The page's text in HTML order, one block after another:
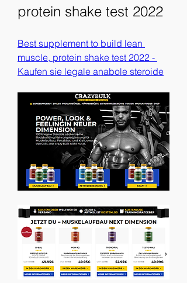
protein shake test 2022
Best supplement to build lean
muscle, protein shake test 2022 -
Kaufen sie legale anabole steroide